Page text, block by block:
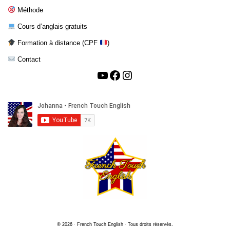
Méthode
Cours d’anglais gratuits
Formation à distance (CPF )
Contact
© 2026 · French Touch English · Tous droits réservés.